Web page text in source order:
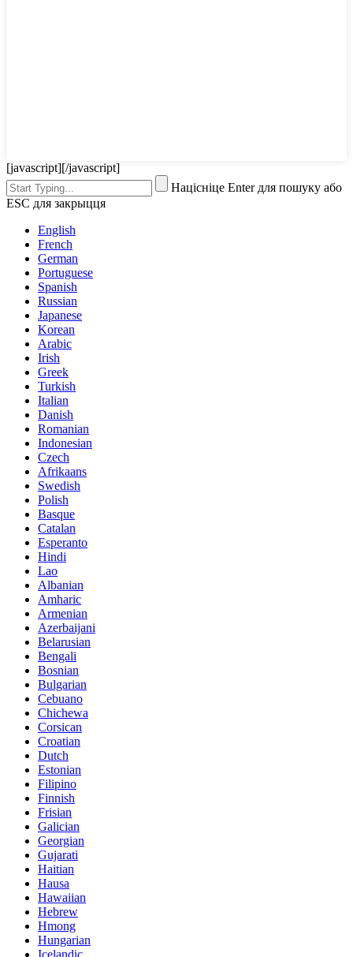
[javascript][/javascript]
Націсніце Enter для пошуку або
ESC для закрыцця
English
French
German
Portuguese
Spanish
Russian
Japanese
Korean
Arabic
Irish
Greek
Turkish
Italian
Danish
Romanian
Indonesian
Czech
Afrikaans
Swedish
Polish
Basque
Catalan
Esperanto
Hindi
Lao
Albanian
Amharic
Armenian
Azerbaijani
Belarusian
Bengali
Bosnian
Bulgarian
Cebuano
Chichewa
Corsican
Croatian
Dutch
Estonian
Filipino
Finnish
Frisian
Galician
Georgian
Gujarati
Haitian
Hausa
Hawaiian
Hebrew
Hmong
Hungarian
Icelandic